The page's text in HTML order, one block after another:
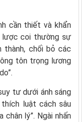
cần thiết và khẩn
lược coi thường sự
thành, chối bỏ các
tôn trọng lương
tư dưới ánh sáng
thích luật cách sâu
chân lý”. Ngài nhấn